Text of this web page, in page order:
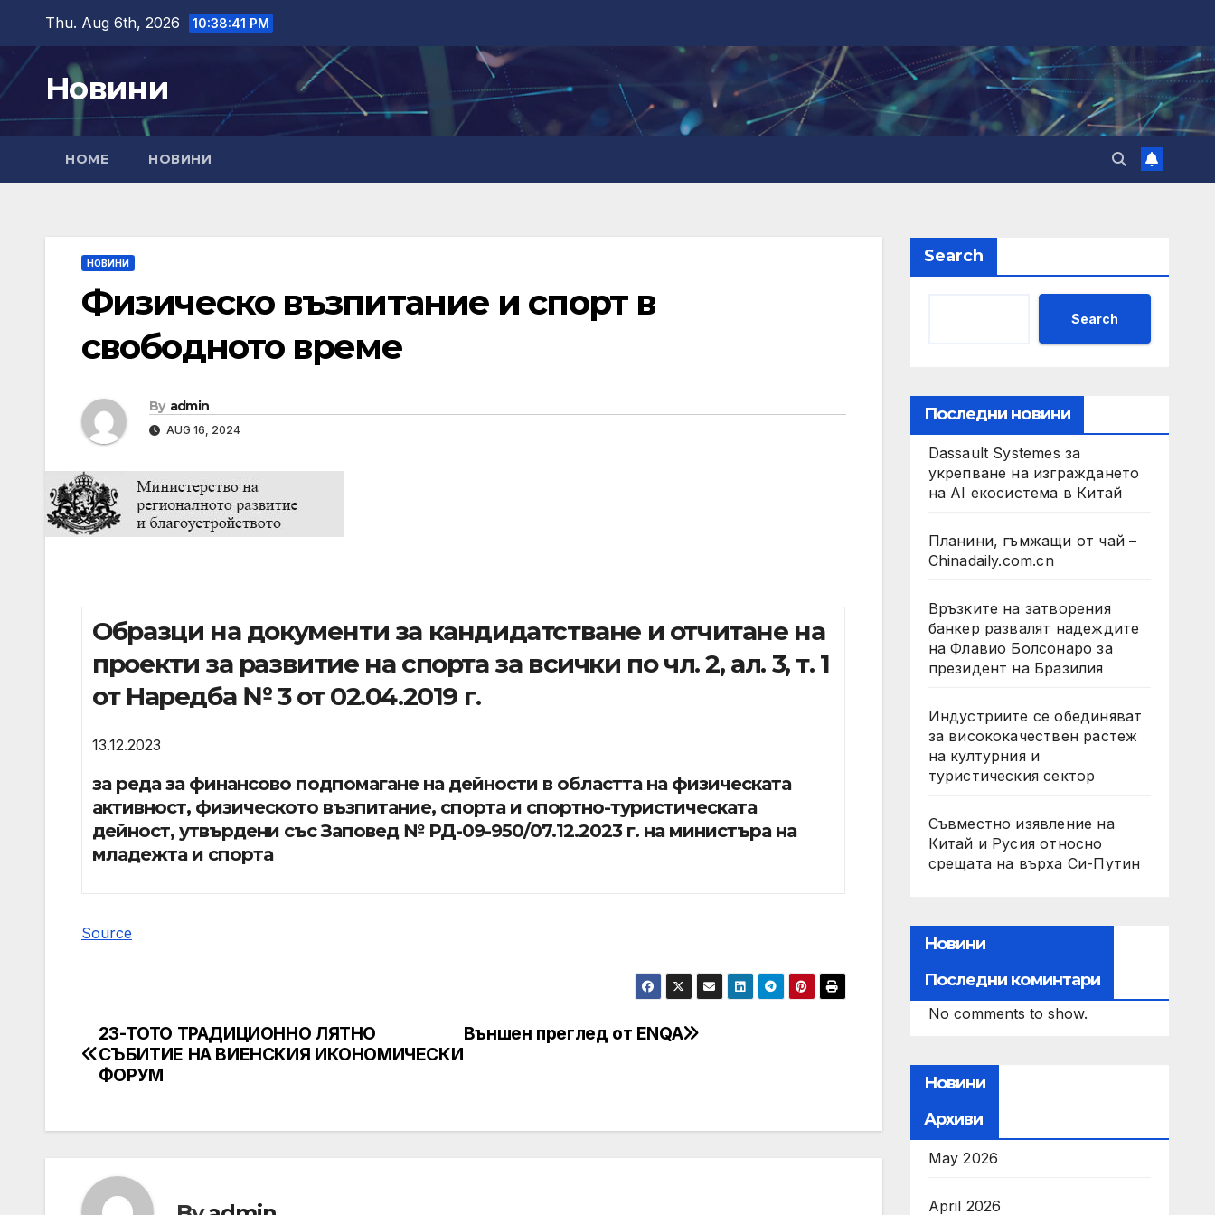
content
Thu. Aug 6th, 2026 10:38:42 PM
Новини
HOME НОВИНИ
НОВИНИ
Физическо възпитание и спорт в
свободното време
By admin
AUG 16, 2024
Образци на документи за кандидатстване и отчитане на
проекти за развитие на спорта за всички по чл. 2, ал. 3, т. 1
от Наредба № 3 от 02.04.2019 г.
13.12.2023
за реда за финансово подпомагане на дейности в областта на физическата
активност, физическото възпитание, спорта и спортно-туристическата
дейност, утвърдени със Заповед № РД-09-950/07.12.2023 г. на министъра на
младежта и спорта
Source
Post
navigation
Външен преглед от ENQA
23-ТОТО ТРАДИЦИОННО ЛЯТНО
СЪБИТИЕ НА ВИЕНСКИЯ ИКОНОМИЧЕСКИ
ФОРУМ
Search
Search
Последни новини
Dassault Systemes за
укрепване на изграждането
на AI екосистема в Китай
Планини, гъмжащи от чай –
Chinadaily.com.cn
Връзките на затворения
банкер развалят надеждите
на Флавио Болсонаро за
президент на Бразилия
Индустриите се обединяват
за висококачествен растеж
на културния и
туристическия сектор
Съвместно изявление на
Китай и Русия относно
срещата на върха Си-Путин
Новини
Последни коминтари
No comments to show.
Новини
Архиви
May 2026
April 2026